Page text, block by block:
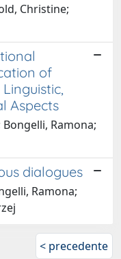
Christine;
of
Aspects
Ramona;
dialogues
Ramona;
< precedente